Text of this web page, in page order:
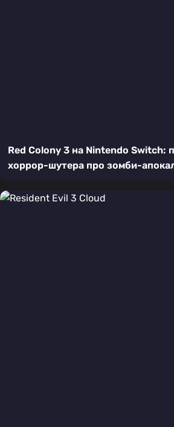
Red Colony 3 на Nintendo Switch:
хоррор-шутера про зомби-